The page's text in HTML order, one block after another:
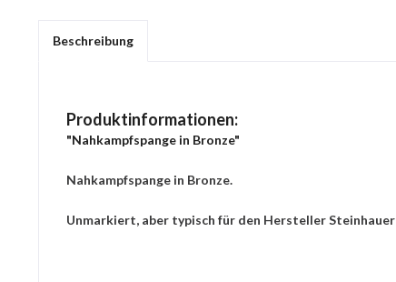
Beschreibung
Produktinformationen:
"Nahkampfspange in Bronze"
Nahkampfspange in Bronze.
Unmarkiert, aber typisch für den Hersteller Steinhauer